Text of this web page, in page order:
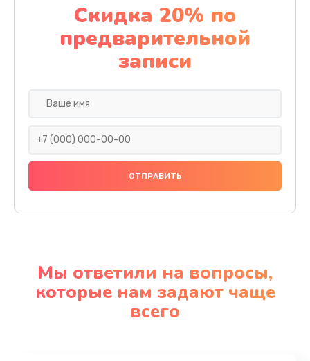
Скидка 20% по
предварительной
записи
Мы ответили на вопросы,
которые нам задают чаще
всего